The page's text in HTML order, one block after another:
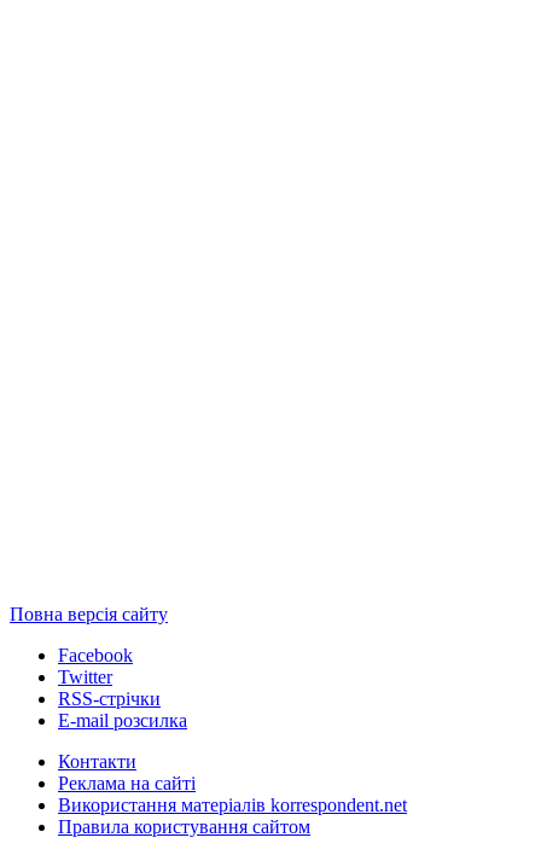
Повна версія сайту
Facebook
Twitter
RSS-стрічки
E-mail розсилка
Контакти
Реклама на сайті
Використання матеріалів korrespondent.net
Правила користування сайтом